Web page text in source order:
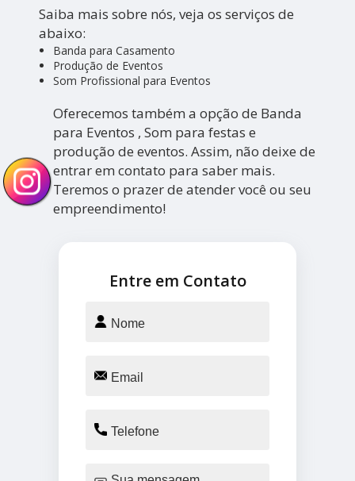
Saiba mais sobre nós, veja os serviços de
abaixo:
Banda para Casamento
Produção de Eventos
Som Profissional para Eventos
Oferecemos também a opção de Banda
para Eventos , Som para festas e
produção de eventos. Assim, não deixe de
entrar em contato para saber mais.
Teremos o prazer de atender você ou seu
empreendimento!
Entre em Contato